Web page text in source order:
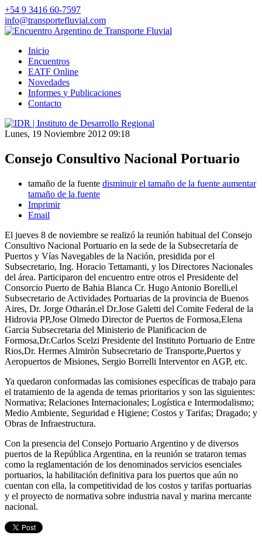
+54 9 3416 60-7597
info@transportefluvial.com
Inicio
Encuentros
EATF Online
Novedades
Informes y Publicaciones
Contacto
Lunes, 19 Noviembre 2012 09:18
Consejo Consultivo Nacional Portuario
tamaño de la fuente disminuir el tamaño de la fuente aumentar
tamaño de la fuente
Imprimir
Email
El jueves 8 de noviembre se realizó la reunión habitual del Consejo
Consultivo Nacional Portuario en la sede de la Subsecretaría de
Puertos y Vías Navegables de la Nación, presidida por el
Subsecretario, Ing. Horacio Tettamanti, y los Directores Nacionales
del área. Participaron del encuentro entre otros el Presidente del
Consorcio Puerto de Bahia Blanca Cr. Hugo Antonio Borelli,el
Subsecretario de Actividades Portuarias de la provincia de Buenos
Aires, Dr. Jorge Otharán.el Dr.Jose Galetti del Comite Federal de la
Hidrovia PP,Jose Olmedo Director de Puertos de Formosa,Elena
Garcia Subsecretaria del Ministerio de Planificacion de
Formosa,Dr.Carlos Scelzi Presidente del Instituto Portuario de Entre
Rios,Dr. Hermes Almiròn Subsecretario de Transporte,Puertos y
Aeropuertos de Misiones, Sergio Borrelli Interventor en AGP, etc.
Ya quedaron conformadas las comisiones específicas de trabajo para
el tratamiento de la agenda de temas prioritarios y son las siguientes:
Normativa; Relaciones Internacionales; Logística e Intermodalismo;
Medio Ambiente, Seguridad e Higiene; Costos y Tarifas; Dragado; y
Obras de Infraestructura.
Con la presencia del Consejo Portuario Argentino y de diversos
puertos de la República Argentina, en la reunión se trataron temas
como la reglamentación de los denominados servicios esenciales
portuarios, la habilitación definitiva para los puertos que aún no
cuentan con ella, la competitividad de los costos y tarifas portuarias
y el proyecto de normativa sobre industria naval y marina mercante
nacional.